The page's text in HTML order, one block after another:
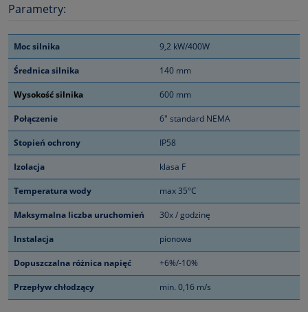
Parametry:
Moc silnika 9,2 kW/400W
Średnica silnika 140 mm
Wysokość silnika 600 mm
Połączenie 6" standard NEMA
Stopień ochrony IP58
Izolacja klasa F
Temperatura wody max 35°C
Maksymalna liczba uruchomień 30x / godzinę
Instalacja pionowa
Dopuszczalna różnica napięć +6%/-10%
Przepływ chłodzący min. 0,16 m/s